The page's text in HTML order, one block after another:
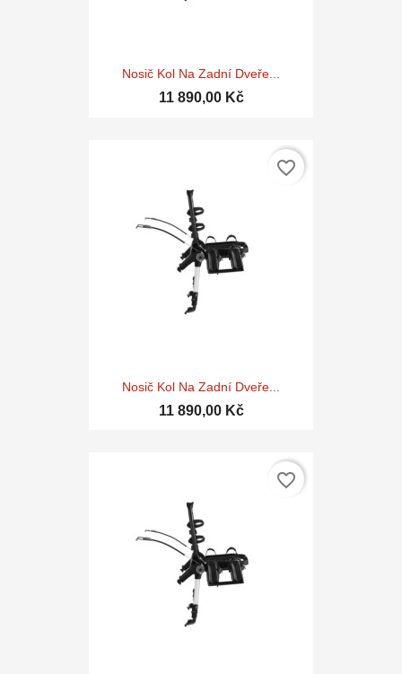
Nosič Kol Na Zadní Dveře...
11 890,00 Kč
Nosič Kol Na Zadní Dveře...
11 890,00 Kč
favorite_border
favorite_border